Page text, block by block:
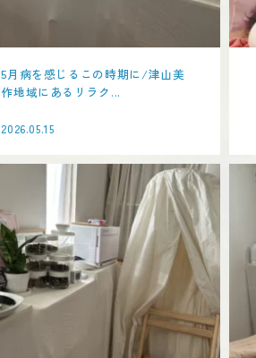
5月病を感じるこの時期に/津山美
作地域にあるリラク...
2026.05.15